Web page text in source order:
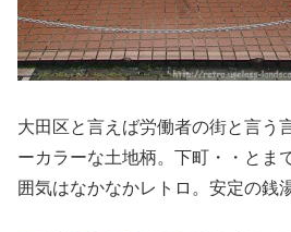
大田区と言えば労働者の街と言う
ーカラーな土地柄。下町・・とま
囲気はなかなかレトロ。安定の銭